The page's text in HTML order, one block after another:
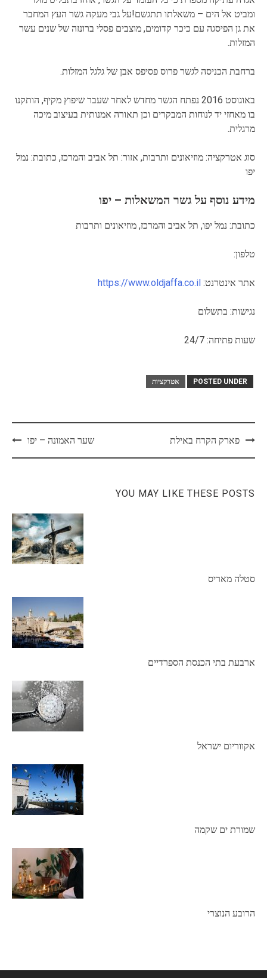
ומביט אל הים – משאלתו תתגשם!על גבי מעקה גשר העץ המחבר
את גן הפיסגה עם כיכר קדומים, מוצבים פסלי ברונזה של שנים עשר
המזלות.
ברחבת הכניסה לגשר פרוס פסיפס אבן של גלגל המזלות.
באוגוסט 2016 נפתח הגשר מחדש לאחר שעבר שיפוץ מקיף, הותקנו
בו מאחזי יד לנוחות המבקרים וכן תאורה אמנותית בעיצוב מיכה
מרגלית.
סוג אטרקציה: מוזיאונים ותרבות, אזור: תל אביב והמרכז, כתובת: נמל
יפו
מידע נוסף על גשר המשאלות – יפו
כתובת: נמל יפו, תל אביב והמרכז, מוזיאונים ותרבות
טלפון:
אתר אינטרנט: https://www.oldjaffa.co.il
נגישות: בתשלום
שעות פתיחה: 24/7
POSTED UNDER אטרקציות
Postפארק הקרח באילת שער האמונה – יפו
YOU MAY LIKE THESE POSTS
סטלה מאריס
ארבעת בתי הכנסת הספרדיים
אקווריום ישראל
שמורת ים שקמה
הרובע הנוצרי